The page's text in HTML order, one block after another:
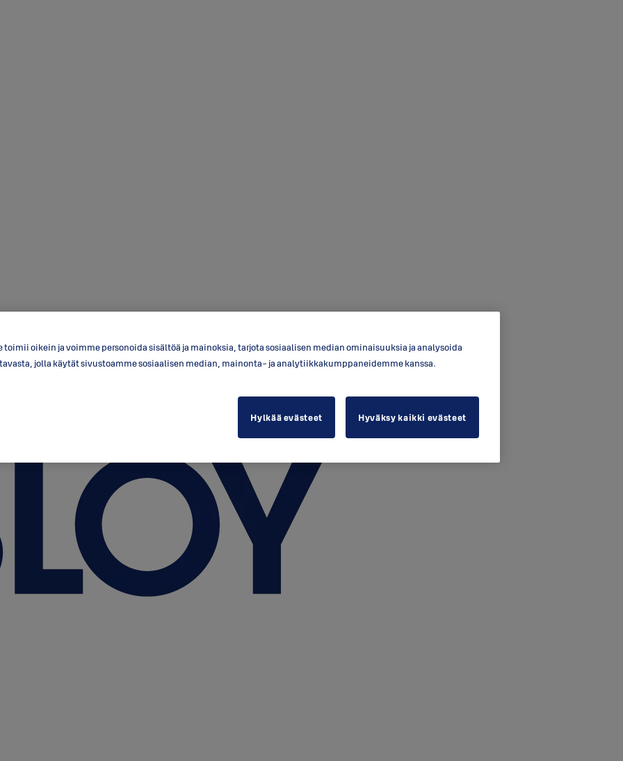
oikein ja voimme personoida sisältöä ja mainoksia, tarjota sosiaalisen median ominaisuuksia ja analysoida
jolla käytät sivustoamme sosiaalisen median, mainonta- ja analytiikkakumppaneidemme kanssa.
Hylkää evästeet
Hyväksy kaikki evästeet